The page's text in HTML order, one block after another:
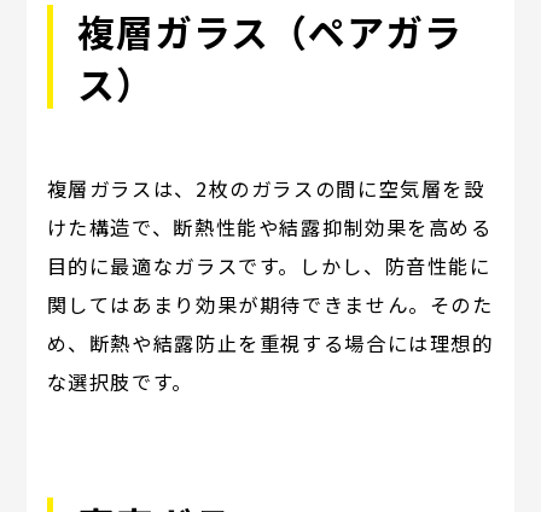
複層ガラス（ペアガラ
ス）
複層ガラスは、2枚のガラスの間に空気層を設
けた構造で、断熱性能や結露抑制効果を高める
目的に最適なガラスです。しかし、防音性能に
関してはあまり効果が期待できません。そのた
め、断熱や結露防止を重視する場合には理想的
な選択肢です。